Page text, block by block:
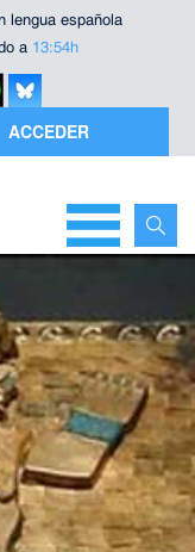
lengua española
a 13:54h
ACCEDER